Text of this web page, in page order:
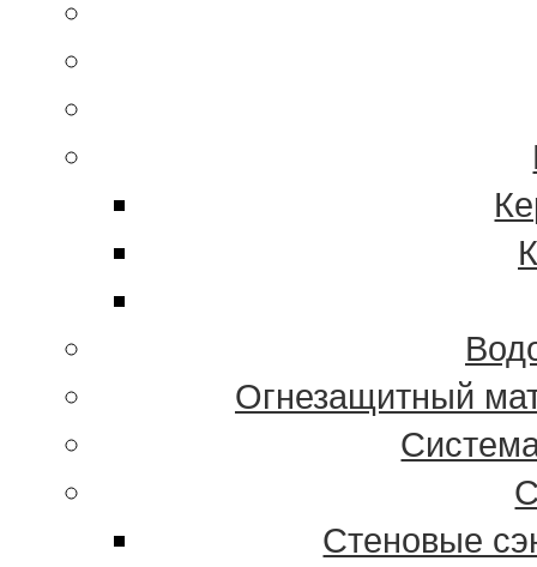
Огнезащитный
Стеновые